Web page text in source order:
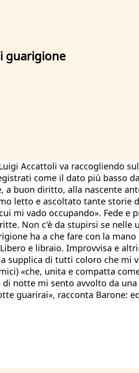
guarigione
Accattoli va raccogliendo
come il dato più basso
buon diritto, alla nascente
letto e ascoltato tante storie
mi vado occupando». Fede e
Non c'è da stupirsi se nelle
ha a che fare con la
e libraio. Improvvisa e
di tutti coloro che mi
«che, unita e compatta
notte mi sento avvolto da
guarirai», racconta Barone: